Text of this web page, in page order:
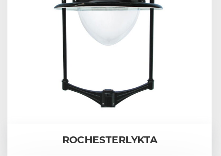
ROCHESTERLYKTA